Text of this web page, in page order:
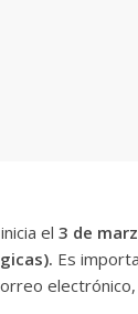
el 3 de
Es